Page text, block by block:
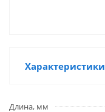
Характеристики
Длина, мм